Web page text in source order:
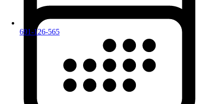
691-126-565